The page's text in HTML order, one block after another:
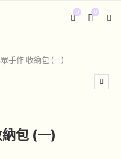
0
0
手作 收納包 (一)
包 (一)